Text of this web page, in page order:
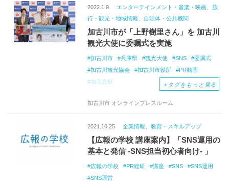
2022.1.9
エンターテインメント・音楽・映画、旅
行・観光・地域情報、自治体・公共機関
加古川市が「上野樹里さん」を 加古川
観光大使に委嘱式を実施
加古川市 兵庫県 観光大使 SNS
委嘱式
加古川観光協会
加古川市役所
PR動画
地元貢献
＋ タグをもっと見る
加古川市 オンラインプレスルーム
2021.10.25 企業情報、教育・スキルアップ
【広報の学校 講座案内】「SNS運用の
基本と発信 -SNS担当初心者向け- 」
広報の学校 PR総研 講座 SNS
SNS運用
SNS運営